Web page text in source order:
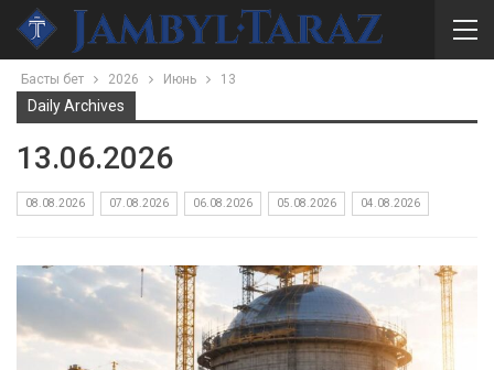
Басты бет 2026 Июнь 13
Daily Archives
13.06.2026
08.08.2026 07.08.2026 06.08.2026 05.08.2026 04.08.2026